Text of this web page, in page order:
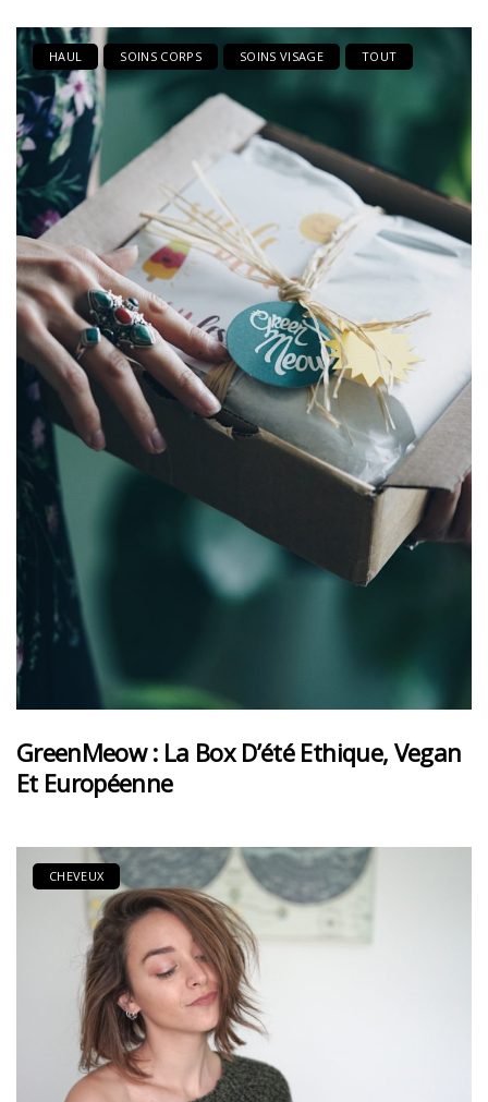
HAUL SOINS CORPS SOINS VISAGE TOUT
GreenMeow : La Box D’été Ethique, Vegan
Et Européenne
CHEVEUX